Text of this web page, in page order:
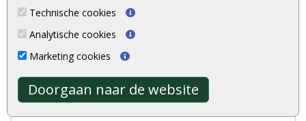
Technische cookies
Analytische cookies
Marketing cookies
Doorgaan naar de website
Centraal gelegen showroom